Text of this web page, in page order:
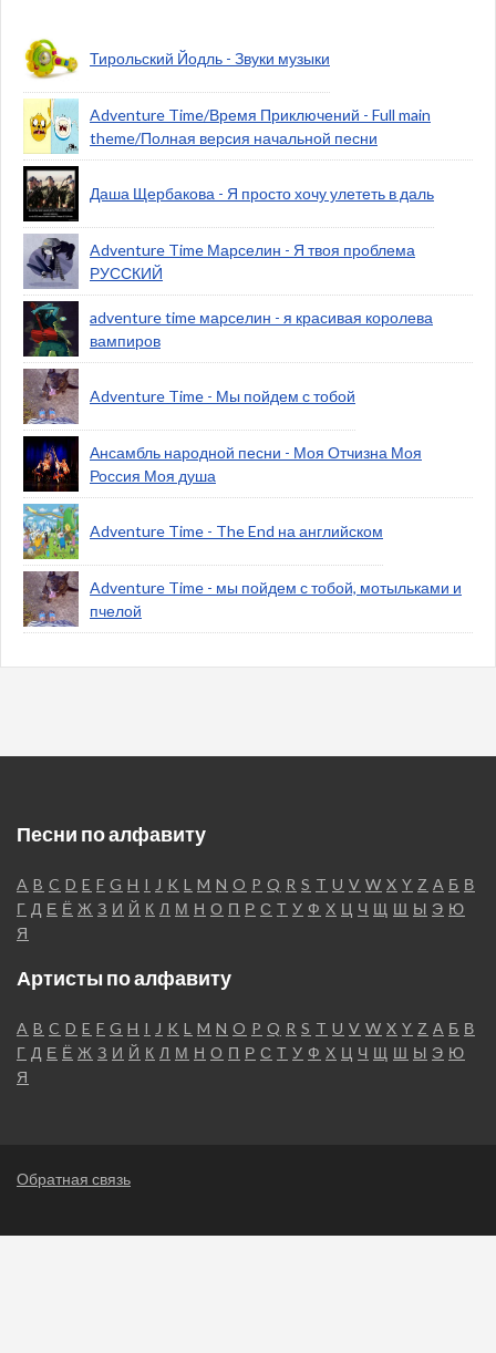
Тирольский Йодль - Звуки музыки
Adventure Time/Время Приключений - Full main
theme/Полная версия начальной песни
Даша Щербакова - Я просто хочу улететь в даль
Adventure Time Марселин - Я твоя проблема
РУССКИЙ
adventure time марселин - я красивая королева
вампиров
Adventure Time - Мы пойдем с тобой
Ансамбль народной песни - Моя Отчизна Моя
Россия Моя душа
Adventure Time - The End на английском
Adventure Time - мы пойдем с тобой, мотыльками и
пчелой
Песни по алфавиту
A B C D E F G H I J K L M N O P Q R S T U V W X Y Z А Б В
Г Д Е Ё Ж З И Й К Л М Н О П Р С Т У Ф Х Ц Ч Щ Ш Ы Э Ю
Я
Артисты по алфавиту
A B C D E F G H I J K L M N O P Q R S T U V W X Y Z А Б В
Г Д Е Ё Ж З И Й К Л М Н О П Р С Т У Ф Х Ц Ч Щ Ш Ы Э Ю
Я
Обратная связь